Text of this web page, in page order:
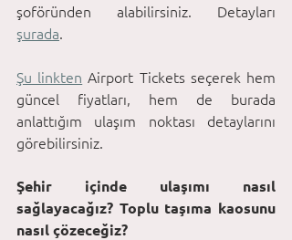
şurada.
Şu linkten Airport Tickets seçerek hem
güncel fiyatları, hem de burada
anlattığım ulaşım noktası detaylarını
görebilirsiniz.
Şehir içinde ulaşımı nasıl
sağlayacağız? Toplu taşıma kaosunu
nasıl çözeceğiz?